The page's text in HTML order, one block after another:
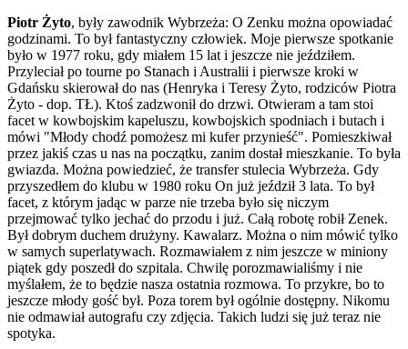
Piotr Żyto, były zawodnik Wybrzeża: O Zenku można opowiadać
godzinami. To był fantastyczny człowiek. Moje pierwsze spotkanie
było w 1977 roku, gdy miałem 15 lat i jeszcze nie jeździłem.
Przyleciał po tourne po Stanach i Australii i pierwsze kroki w
Gdańsku skierował do nas (Henryka i Teresy Żyto, rodziców Piotra
Żyto - dop. TŁ). Ktoś zadzwonił do drzwi. Otwieram a tam stoi
facet w kowbojskim kapeluszu, kowbojskich spodniach i butach i
mówi "Młody chodź pomożesz mi kufer przynieść". Pomieszkiwał
przez jakiś czas u nas na początku, zanim dostał mieszkanie. To była
gwiazda. Można powiedzieć, że transfer stulecia Wybrzeża. Gdy
przyszedłem do klubu w 1980 roku On już jeździł 3 lata. To był
facet, z którym jadąc w parze nie trzeba było się niczym
przejmować tylko jechać do przodu i już. Całą robotę robił Zenek.
Był dobrym duchem drużyny. Kawalarz. Można o nim mówić tylko
w samych superlatywach. Rozmawiałem z nim jeszcze w miniony
piątek gdy poszedł do szpitala. Chwilę porozmawialiśmy i nie
myślałem, że to będzie nasza ostatnia rozmowa. To przykre, bo to
jeszcze młody gość był. Poza torem był ogólnie dostępny. Nikomu
nie odmawiał autografu czy zdjęcia. Takich ludzi się już teraz nie
spotyka.